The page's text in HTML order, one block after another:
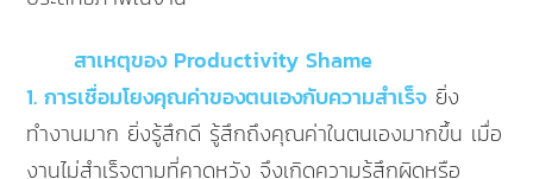
สาเหตุของ Productivity Shame
1. การเชื่อมโยงคุณค่าของตนเองกับความสำเร็จ ยิ่ง
ทำงานมาก ยิ่งรู้สึกดี รู้สึกถึงคุณค่าในตนเองมากขึ้น เมื่อ
งานไม่สำเร็จตามที่คาดหวัง จึงเกิดความรู้สึกผิดหรือ